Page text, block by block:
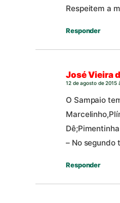
Respeitem a
Responder
José Vieira
12 de agosto de 2015
O Sampaio
– No segundo
Responder